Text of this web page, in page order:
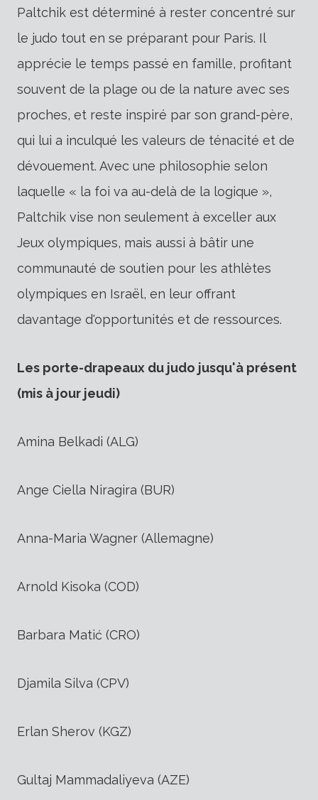
Paltchik est déterminé à rester concentré sur
le judo tout en se préparant pour Paris. Il
apprécie le temps passé en famille, profitant
souvent de la plage ou de la nature avec ses
proches, et reste inspiré par son grand-père,
qui lui a inculqué les valeurs de ténacité et de
dévouement. Avec une philosophie selon
laquelle « la foi va au-delà de la logique »,
Paltchik vise non seulement à exceller aux
Jeux olympiques, mais aussi à bâtir une
communauté de soutien pour les athlètes
olympiques en Israël, en leur offrant
davantage d'opportunités et de ressources.
Les porte-drapeaux du judo jusqu'à présent
(mis à jour jeudi)
Amina Belkadi (ALG)
Ange Ciella Niragira (BUR)
Anna-Maria Wagner (Allemagne)
Arnold Kisoka (COD)
Barbara Matić (CRO)
Djamila Silva (CPV)
Erlan Sherov (KGZ)
Gultaj Mammadaliyeva (AZE)